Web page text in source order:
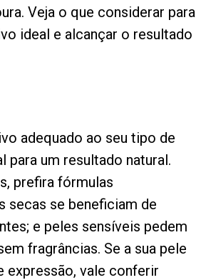
Veja o que considerar para
ideal e alcançar o resultado
adequado ao seu tipo de
para um resultado natural.
prefira fórmulas
secas se beneficiam de
e peles sensíveis pedem
fragrâncias. Se a sua pele
expressão, vale conferir